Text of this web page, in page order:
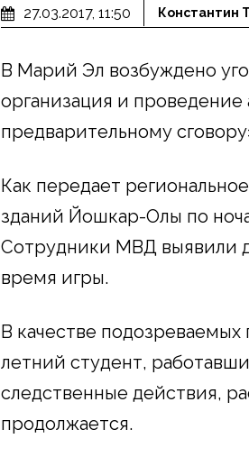
27.03.2017, 11:50 Константин
В Марий Эл возбуждено
организация и проведение
предварительному
Как передает
зданий Йошкар-Олы по
Сотрудники МВД выявили
время игры.
В качестве
летний студент,
следственные действия,
продолжается.